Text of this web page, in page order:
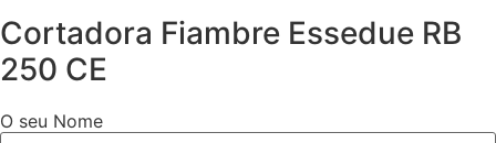
Cortadora Fiambre Essedue RB
250 CE
O seu Nome